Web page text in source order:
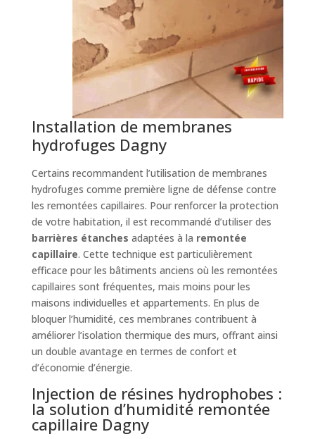
Installation de membranes
hydrofuges Dagny
Certains recommandent l’utilisation de membranes
hydrofuges comme première ligne de défense contre
les remontées capillaires. Pour renforcer la protection
de votre habitation, il est recommandé d’utiliser des
barrières étanches adaptées à la remontée
capillaire. Cette technique est particulièrement
efficace pour les bâtiments anciens où les remontées
capillaires sont fréquentes, mais moins pour les
maisons individuelles et appartements. En plus de
bloquer l’humidité, ces membranes contribuent à
améliorer l’isolation thermique des murs, offrant ainsi
un double avantage en termes de confort et
d’économie d’énergie.
Injection de résines hydrophobes :
la solution d’humidité remontée
capillaire Dagny